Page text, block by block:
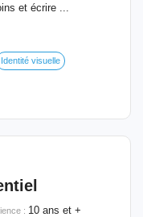
et écrire ...
Identité visuelle
: 10 ans et +